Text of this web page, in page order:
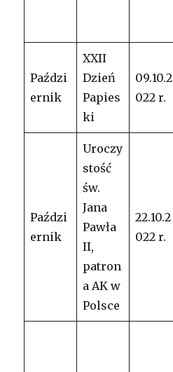
Paździ
ernik
XXII
Dzień
Papies
ki
09.10.2
022 r.
Paździ
ernik
Uroczy
stość
św.
Jana
Pawła
II,
patron
a AK w
Polsce
22.10.2
022 r.